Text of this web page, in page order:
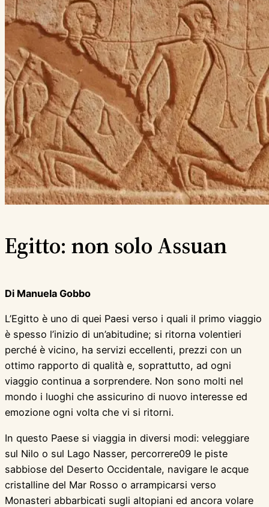
Egitto: non solo Assuan
Di Manuela Gobbo
L’Egitto è uno di quei Paesi verso i quali il primo viaggio
è spesso l’inizio di un’abitudine; si ritorna volentieri
perché è vicino, ha servizi eccellenti, prezzi con un
ottimo rapporto di qualità e, soprattutto, ad ogni
viaggio continua a sorprendere. Non sono molti nel
mondo i luoghi che assicurino di nuovo interesse ed
emozione ogni volta che vi si ritorni.
In questo Paese si viaggia in diversi modi: veleggiare
sul Nilo o sul Lago Nasser, percorrere09 le piste
sabbiose del Deserto Occidentale, navigare le acque
cristalline del Mar Rosso o arrampicarsi verso
Monasteri abbarbicati sugli altopiani ed ancora volare